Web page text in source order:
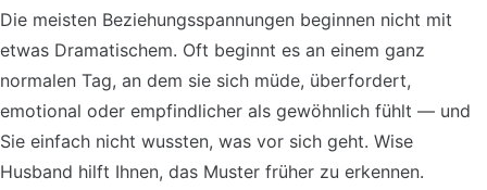
Die meisten Beziehungsspannungen beginnen nicht mit
etwas Dramatischem. Oft beginnt es an einem ganz
normalen Tag, an dem sie sich müde, überfordert,
emotional oder empfindlicher als gewöhnlich fühlt — und
Sie einfach nicht wussten, was vor sich geht. Wise
Husband hilft Ihnen, das Muster früher zu erkennen.